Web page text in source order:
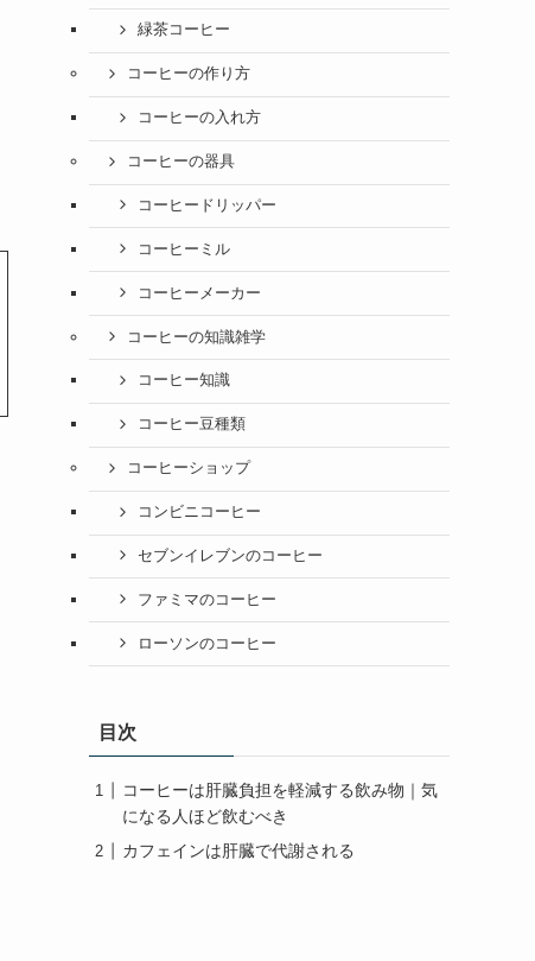
緑茶コーヒー
コーヒーの作り方
コーヒーの入れ方
コーヒーの器具
コーヒードリッパー
コーヒーミル
コーヒーメーカー
コーヒーの知識雑学
コーヒー知識
コーヒー豆種類
コーヒーショップ
コンビニコーヒー
セブンイレブンのコーヒー
ファミマのコーヒー
ローソンのコーヒー
目次
コーヒーは肝臓負担を軽減する飲み物｜気
になる人ほど飲むべき
カフェインは肝臓で代謝される